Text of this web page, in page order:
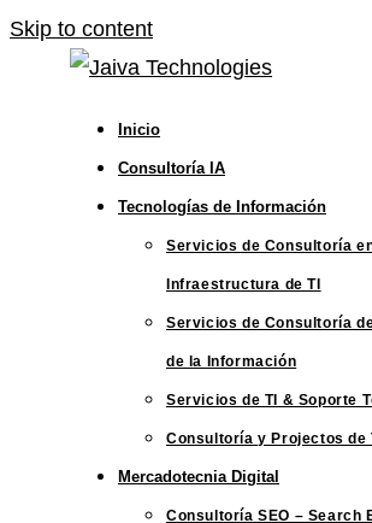
Skip to content
Inicio
Consultoría IA
Tecnologías de Información
Servicios de Consultoría
Infraestructura de TI
Servicios de Consultoría
de la Información
Servicios de TI & Soporte
Consultoría y Projectos de
Mercadotecnia Digital
Consultoría SEO – Search